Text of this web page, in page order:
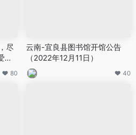
尽
的
80
云南-宜良县图书馆开馆公告
（2022年12月11日）
40